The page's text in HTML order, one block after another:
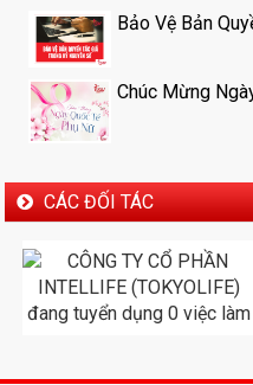
Bảo Vệ Bản
Chúc Mừng
CÁC ĐỐI TÁC